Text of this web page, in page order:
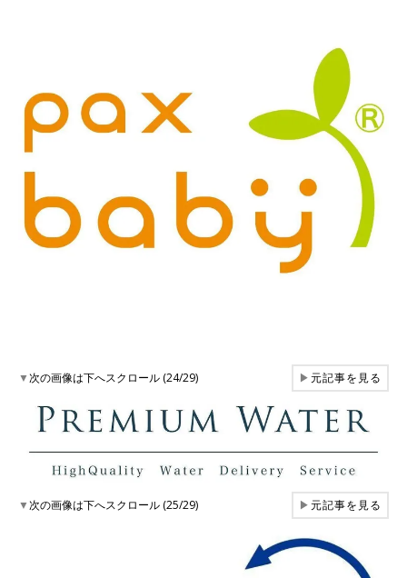
▼次の画像は下へスクロール (24/29) ▶元記事を見る
▼次の画像は下へスクロール (25/29) ▶元記事を見る